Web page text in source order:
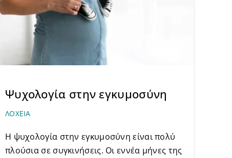
Ψυχολογία στην εγκυμοσύνη
ΛΟΧΕΙΑ
Η ψυχολογία στην εγκυμοσύνη είναι πολύ
πλούσια σε συγκινήσεις. Οι εννέα μήνες της